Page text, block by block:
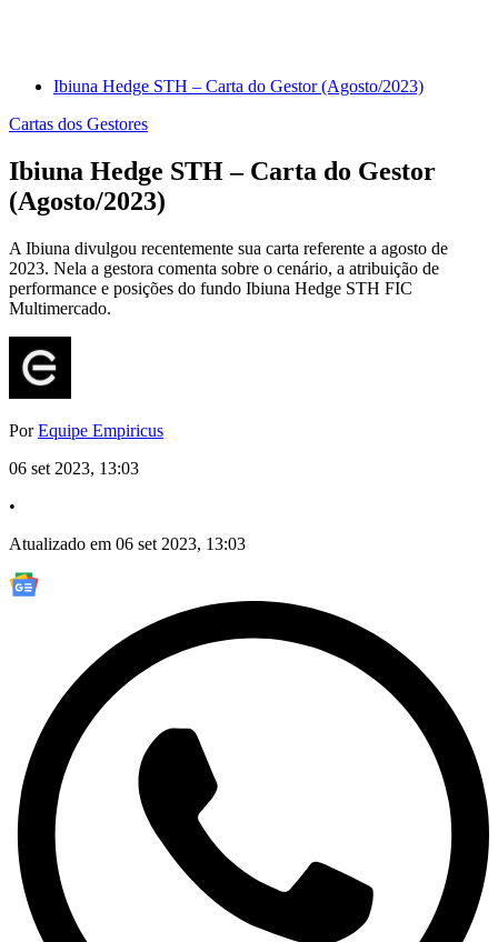
Ibiuna Hedge STH – Carta do Gestor (Agosto/2023)
Cartas dos Gestores
Ibiuna Hedge STH – Carta do Gestor
(Agosto/2023)
A Ibiuna divulgou recentemente sua carta referente a agosto de
2023. Nela a gestora comenta sobre o cenário, a atribuição de
performance e posições do fundo Ibiuna Hedge STH FIC
Multimercado.
PorEquipe Empiricus
06 set 2023, 13:03
•
Atualizado em 06 set 2023, 13:03